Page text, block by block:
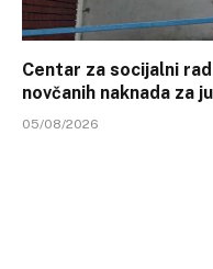
Centar za socijalni
novčanih naknada za
05/08/2026